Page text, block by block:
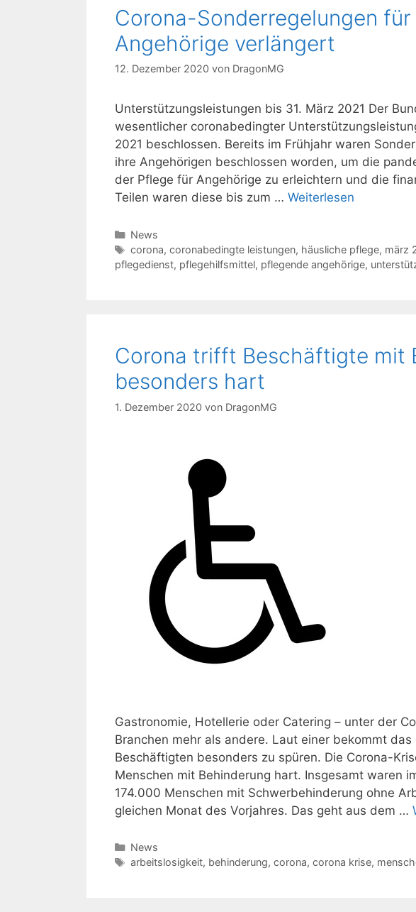
Corona-Sonderregelungen
Angehörige verlängert
12. Dezember 2020 von DragonMG
Unterstützungsleistungen bis 31. März 2021 Der
wesentlicher coronabedingter
2021 beschlossen. Bereits im Frühjahr waren
ihre Angehörigen beschlossen worden, um die
der Pflege für Angehörige zu erleichtern und die
Teilen waren diese bis zum … Weiterlesen
Kategorien
News
Schlagwörter
corona, coronabedingte leistungen, häusliche pflege, märz
pflegedienst, pflegehilfsmittel, pflegende angehörige,
Corona trifft Beschäftigte mit
besonders hart
1. Dezember 2020 von DragonMG
Gastronomie, Hotellerie oder Catering – unter der
Branchen mehr als andere. Laut einer bekommt
Beschäftigten besonders zu spüren. Die Corona-
Menschen mit Behinderung hart. Insgesamt waren
174.000 Menschen mit Schwerbehinderung ohne
gleichen Monat des Vorjahres. Das geht aus dem …
Kategorien
News
Schlagwörter
arbeitslosigkeit, behinderung, corona, corona krise,